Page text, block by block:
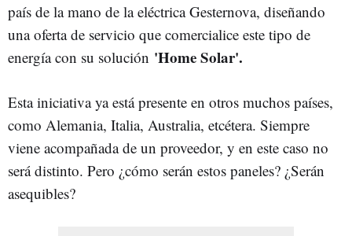
país de la mano de la eléctrica Gesternova, diseñando
una oferta de servicio que comercialice este tipo de
energía con su solución 'Home Solar'.
Esta iniciativa ya está presente en otros muchos países,
como Alemania, Italia, Australia, etcétera. Siempre
viene acompañada de un proveedor, y en este caso no
será distinto. Pero ¿cómo serán estos paneles? ¿Serán
asequibles?